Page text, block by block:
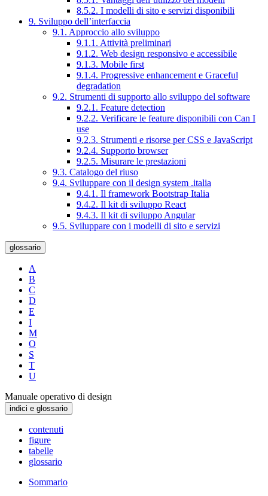
8.5.2. I modelli di sito e servizi disponibili
9. Sviluppo dell’interfaccia
9.1. Approccio allo sviluppo
9.1.1. Attività preliminari
9.1.2. Web design responsivo e accessibile
9.1.3. Mobile first
9.1.4. Progressive enhancement e Graceful
degradation
9.2. Strumenti di supporto allo sviluppo del software
9.2.1. Feature detection
9.2.2. Verificare le feature disponibili con Can I
use
9.2.3. Strumenti e risorse per CSS e JavaScript
9.2.4. Supporto browser
9.2.5. Misurare le prestazioni
9.3. Catalogo del riuso
9.4. Sviluppare con il design system .italia
9.4.1. Il framework Bootstrap Italia
9.4.2. Il kit di sviluppo React
9.4.3. Il kit di sviluppo Angular
9.5. Sviluppare con i modelli di sito e servizi
glossario
A
B
C
D
E
I
M
O
S
T
U
Manuale operativo di design
indici e glossario
contenuti
figure
tabelle
glossario
Sommario